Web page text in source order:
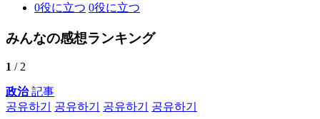
0役に立つ 0役に立つ
みんなの感想ランキング
1 / 2
政治記事
공유하기
공유하기 공유하기 공유하기